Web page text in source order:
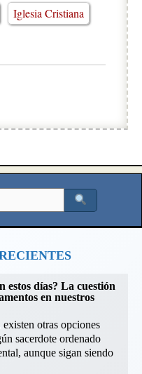
Iglesia Cristiana
estos días? La cuestión
en nuestros
otras opciones
sacerdote ordenado
aunque sigan siendo